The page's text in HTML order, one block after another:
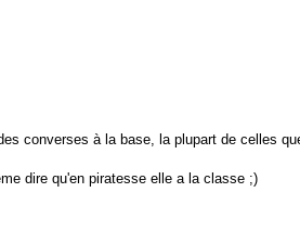
converses à la base, la plupart de celles
dire qu'en piratesse elle a la classe ;)